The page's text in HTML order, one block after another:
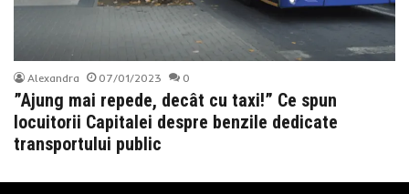
Alexandra 07/01/2023 0
”Ajung mai repede, decât cu taxi!” Ce spun
locuitorii Capitalei despre benzile dedicate
transportului public